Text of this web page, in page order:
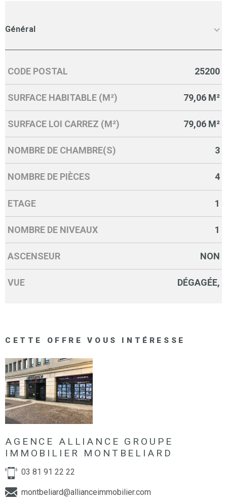
Général
Caractérisque Valeurs
CODE POSTAL 25200
SURFACE HABITABLE (M²) 79,06 M²
SURFACE LOI CARREZ (M²) 79,06 M²
NOMBRE DE CHAMBRE(S) 3
NOMBRE DE PIÈCES 4
ETAGE 1
NOMBRE DE NIVEAUX 1
ASCENSEUR NON
VUE DÉGAGÉE,
CETTE OFFRE VOUS INTÉRESSE
AGENCE ALLIANCE GROUPE
IMMOBILIER MONTBELIARD
03 81 91 22 22
montbeliard@allianceimmobilier.com